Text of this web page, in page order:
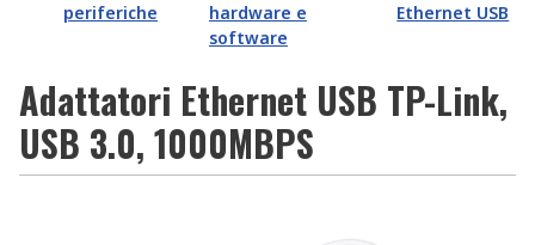
periferiche
hardware e
software
Ethernet USB
Adattatori Ethernet USB TP-Link,
USB 3.0, 1000MBPS